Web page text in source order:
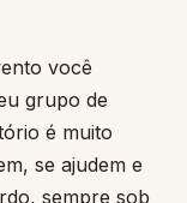
você
grupo de
é muito
se ajudem e
sempre sob